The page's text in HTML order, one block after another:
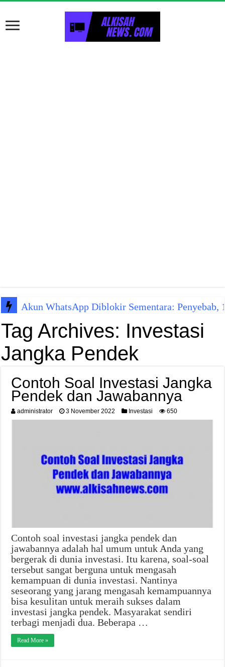
Akun WhatsApp Diblokir Sementara:
Tag Archives: Investasi
Jangka Pendek
Contoh Soal Investasi Jangka
Pendek dan Jawabannya
administrator 3 November 2022 Investasi 650
Contoh soal investasi jangka pendek dan
jawabannya adalah hal umum untuk Anda yang
bergerak di dunia investasi. Itu karena, soal-soal
tersebut sangat berguna untuk mengasah
kemampuan di dunia investasi. Nantinya
seseorang yang jarang mengasah kemampuannya
bisa kesulitan untuk meraih sukses dalam
investasi jangka pendek. Masyarakat sendiri
terbagi menjadi dua. Beberapa …
Read More »